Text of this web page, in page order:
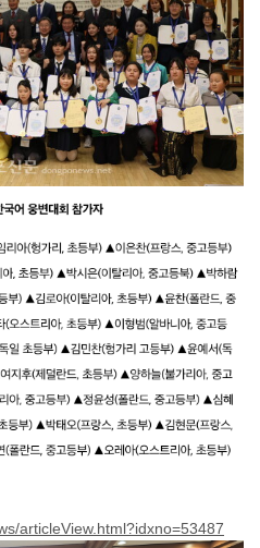
articleView.html?idxno=53487